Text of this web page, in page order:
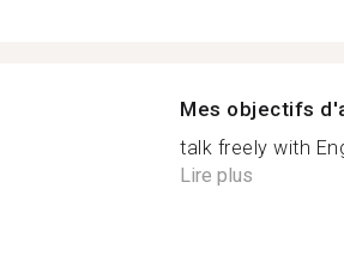
Mes objectifs
talk freely with
Lire plus